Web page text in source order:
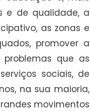
e de qualidade, a
as zonas e
promover a
que as
sociais, de
na sua maioria,
movimentos